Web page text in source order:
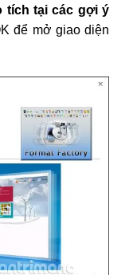
tích tại các gợi ý
để mở giao diện